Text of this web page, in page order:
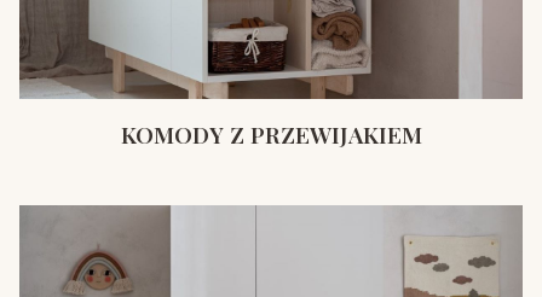
KOMODY Z PRZEWIJAKIEM